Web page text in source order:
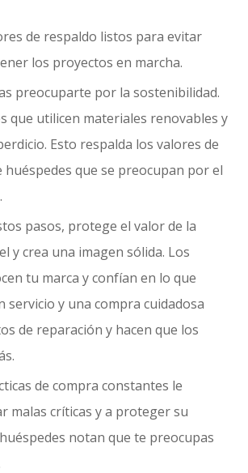
de respaldo listos para evitar
los proyectos en marcha.
preocuparte por la sostenibilidad.
que utilicen materiales renovables y
Esto respalda los valores de
huéspedes que se preocupan por el
pasos, protege el valor de la
y crea una imagen sólida. Los
tu marca y confían en lo que
servicio y una compra cuidadosa
de reparación y hacen que los
de compra constantes le
malas críticas y a proteger su
notan que te preocupas